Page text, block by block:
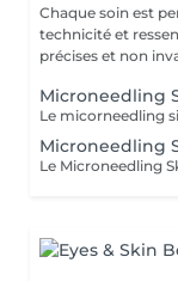
Chaque soin est
technicité et ressenti se
précises et non
Microneedling
Microneedling